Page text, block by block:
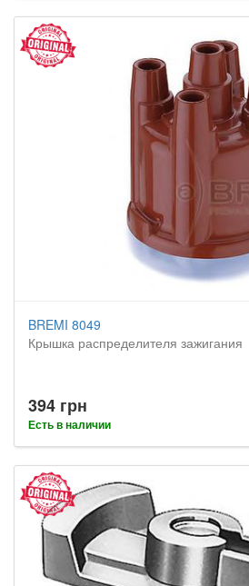
BREMI 8049
Крышка распределителя зажигания
394 грн
Есть в наличии